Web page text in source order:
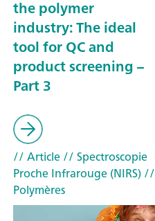
the polymer
industry: The ideal
tool for QC and
product screening –
Part 3
// Article// Spectroscopie
Proche Infrarouge (NIRS)//
Polymères